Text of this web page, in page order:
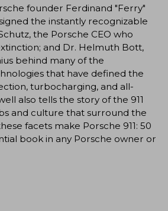
founder Ferdinand "Ferry"
the instantly recognizable
the Porsche CEO who
and Dr. Helmuth Bott,
behind many of the
that have defined the
turbocharging, and all-
also tells the story of the 911
and culture that surround the
facets make Porsche 911: 50
book in any Porsche owner or